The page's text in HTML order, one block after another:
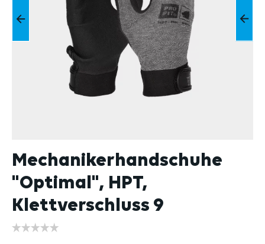
Mechanikerhandschuhe
"Optimal", HPT,
Klettverschluss 9